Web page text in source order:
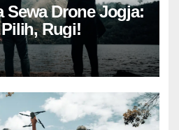
Sewa Drone Jogja:
Rugi!